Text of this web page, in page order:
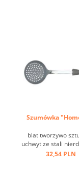
Szumówka
blat tworzywo
uchwyt ze stali
oczko do32,54 PLN